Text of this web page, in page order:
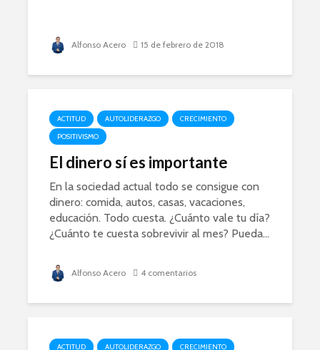
Alfonso Acero 15 de febrero de 2018
ACTITUD AUTOLIDERAZGO
CRECIMIENTO
POSITIVISMO
El dinero sí es importante
En la sociedad actual todo se consigue con
dinero: comida, autos, casas, vacaciones,
educación. Todo cuesta. ¿Cuánto vale tu día?
¿Cuánto te cuesta sobrevivir al mes? Pueda...
Alfonso Acero 4 comentarios
ACTITUD AUTOLIDERAZGO
CRECIMIENTO